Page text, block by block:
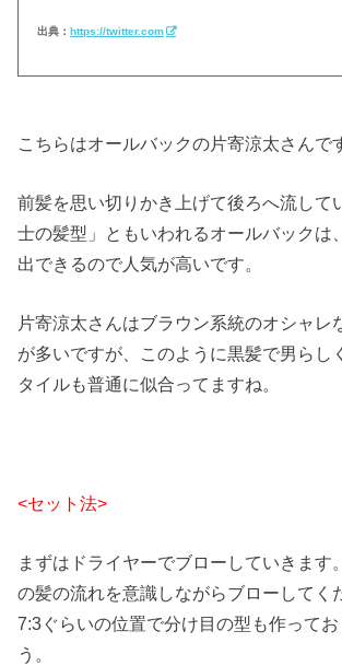
出典：https://twitter.com
こちらはオールバックの片寄涼太さんで
前髪を思い切りかき上げて後ろへ流して
士の髪型」ともいわれるオールバックは
出できるので人気が高いです。
片寄涼太さんはブラウン系統のオシャレ
が多いですが、このように黒髪で男らし
タイルも普通に似合ってますね。
<セット法>
まずはドライヤーでブローしていきます
の髪の流れを意識しながらブローしてく
7:3ぐらいの位置で分け目の型も作ってお
う。